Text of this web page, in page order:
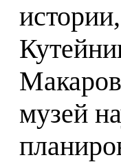
музей